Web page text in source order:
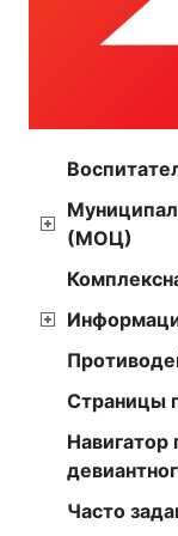
(МОЦ)
Страницы
Навигатор
Часто